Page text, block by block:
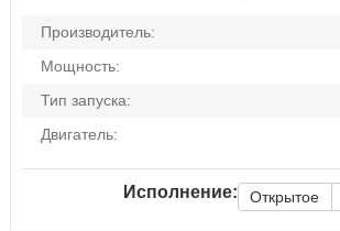
Производитель:
Мощность:
Тип запуска:
Двигатель:
Исполнение: Открытое